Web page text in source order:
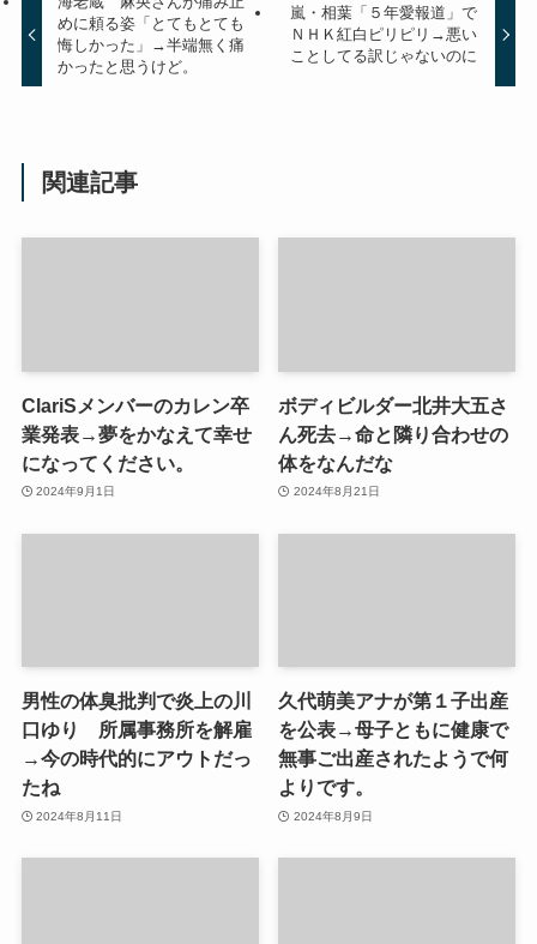
めに頼る姿「とてもとても
悔しかった」→半端無く痛
かったと思うけど。
嵐・相葉「５年愛報道」で
ＮＨＫ紅白ピリピリ→悪い
ことしてる訳じゃないのに
関連記事
ClariSメンバーのカレン卒
業発表→夢をかなえて幸せ
になってください。
2024年9月1日
ボディビルダー北井大五さ
ん死去→命と隣り合わせの
体をなんだな
2024年8月21日
男性の体臭批判で炎上の川
口ゆり 所属事務所を解雇
→今の時代的にアウトだっ
たね
2024年8月11日
久代萌美アナが第１子出産
を公表→母子ともに健康で
無事ご出産されたようで何
よりです。
2024年8月9日